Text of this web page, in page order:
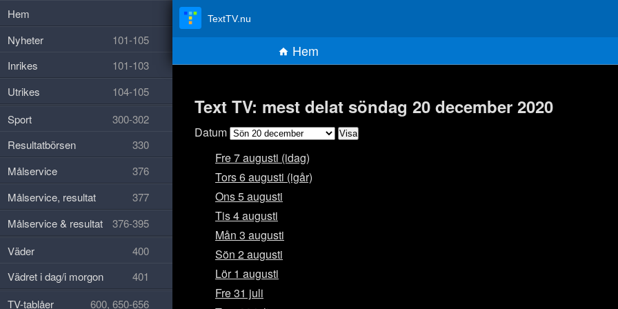
Text TV: mest delat söndag 20 december 2020
Datum
Fre 7 augusti (idag)
Tors 6 augusti (igår)
Ons 5 augusti
Tis 4 augusti
Mån 3 augusti
Sön 2 augusti
Lör 1 augusti
Fre 31 juli
TextTV.nu
Hem
Hem
Nyheter
101-105
Inrikes
101-103
Utrikes
104-105
Sport
300-302
Resultatbörsen
330
Målservice
376
Målservice, resultat
377
Målservice & resultat
376-395
Väder
400
Vädret i dag/i morgon
401
TV-tablåer
600, 650-656